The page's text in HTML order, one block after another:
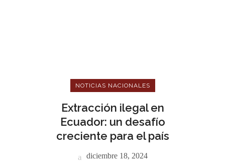
NOTICIAS NACIONALES
Extracción ilegal en
Ecuador: un desafío
creciente para el país
diciembre 18, 2024